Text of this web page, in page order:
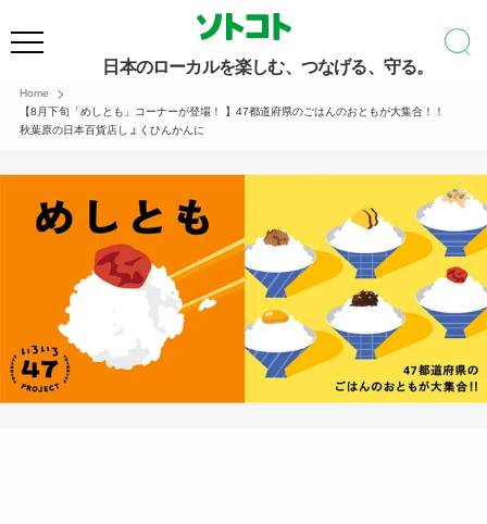
日本のローカルを楽しむ、つなげる、守る。
Home
【8月下旬「めしとも」コーナーが登場！ 】47都道府県のごはんのおともが大集合！！
秋葉原の日本百貨店しょくひんかんに